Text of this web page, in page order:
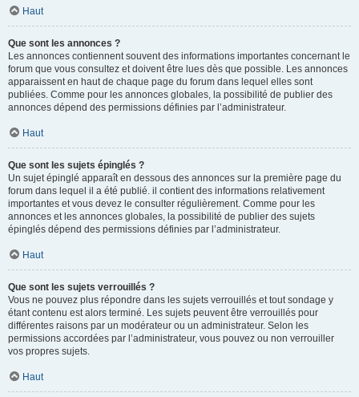
Haut
Que sont les annonces ?
Les annonces contiennent souvent des informations importantes concernant le
forum que vous consultez et doivent être lues dès que possible. Les annonces
apparaissent en haut de chaque page du forum dans lequel elles sont
publiées. Comme pour les annonces globales, la possibilité de publier des
annonces dépend des permissions définies par l’administrateur.
Haut
Que sont les sujets épinglés ?
Un sujet épinglé apparaît en dessous des annonces sur la première page du
forum dans lequel il a été publié. il contient des informations relativement
importantes et vous devez le consulter régulièrement. Comme pour les
annonces et les annonces globales, la possibilité de publier des sujets
épinglés dépend des permissions définies par l’administrateur.
Haut
Que sont les sujets verrouillés ?
Vous ne pouvez plus répondre dans les sujets verrouillés et tout sondage y
étant contenu est alors terminé. Les sujets peuvent être verrouillés pour
différentes raisons par un modérateur ou un administrateur. Selon les
permissions accordées par l’administrateur, vous pouvez ou non verrouiller
vos propres sujets.
Haut